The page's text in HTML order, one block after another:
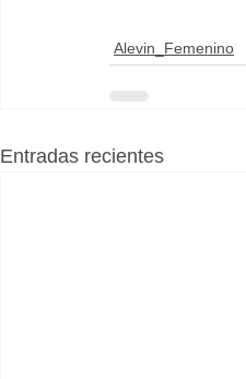
Alevin_Femenino
Entradas recientes